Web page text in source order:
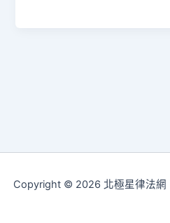
Copyright © 2026 北極星律法網 |